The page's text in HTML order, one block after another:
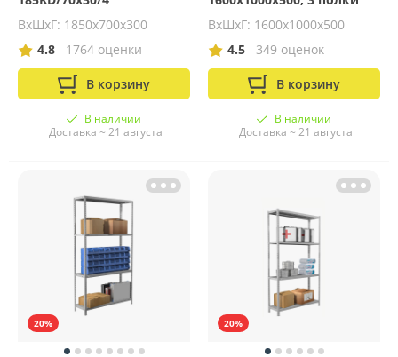
ВхШхГ: 1850х700х300
4.8
1764 оценки
В корзину
В наличии
Доставка ~ 21 августа
ВхШхГ: 1600x1000x500
4.5
349 оценок
В корзину
В наличии
Доставка ~ 21 августа
20% 20%